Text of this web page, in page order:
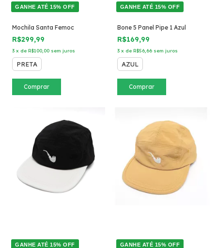
GANHE ATÉ 15% OFF
Mochila Santa Femoc
R$299,99
3 x de R$100,00 sem juros
PRETA
Comprar
GANHE ATÉ 15% OFF
Bone 5 Panel Pipe 1 Azul
R$169,99
3 x de R$56,66 sem juros
AZUL
Comprar
GANHE ATÉ 15% OFF GANHE ATÉ 15% OFF